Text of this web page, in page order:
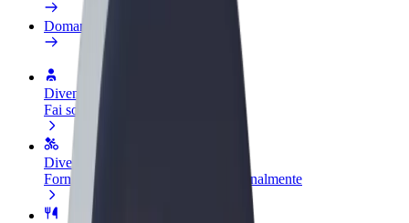
Domande Frequenti
Diventa un driver
Fai soldi alle tue condizioni
Diventa un autista Bolt
Fornisci cibo e ricevi pagato settimanalmente